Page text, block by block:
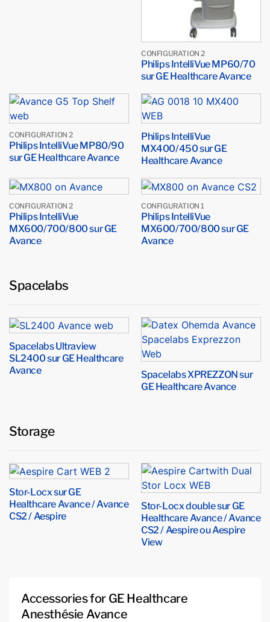
CONFIGURATION 2
Philips IntelliVue MP60/70
sur GE Healthcare Avance
CONFIGURATION 2
Philips IntelliVue MP80/90
sur GE Healthcare Avance
Philips IntelliVue
MX400/450 sur GE
Healthcare Avance
CONFIGURATION 2
Philips IntelliVue
MX600/700/800 sur GE
Avance
CONFIGURATION 1
Philips IntelliVue
MX600/700/800 sur GE
Avance
Spacelabs
Spacelabs Ultraview
SL2400 sur GE Healthcare
Avance
Spacelabs XPREZZON sur
GE Healthcare Avance
Storage
Stor-Locx sur GE
Healthcare Avance / Avance
CS2 / Aespire
Stor-Locx double sur GE
Healthcare Avance / Avance
CS2 / Aespire ou Aespire
View
Accessories for GE Healthcare
Anesthésie Avance